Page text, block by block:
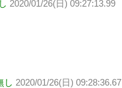
2020/01/26(日) 09:27:13.99
し 2020/01/26(日) 09:28:36.67